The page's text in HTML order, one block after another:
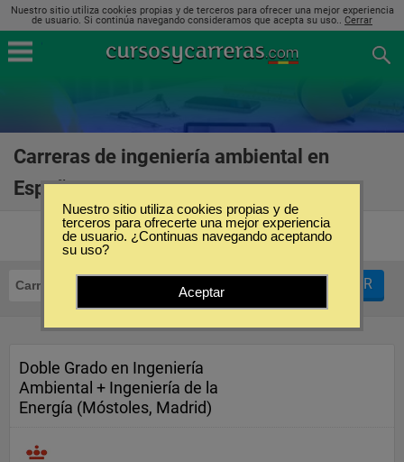
Nuestro sitio utiliza cookies propias y de terceros para ofrecer una mejor experiencia
de usuario. Si continúa navegando consideramos que acepta su uso.. Cerrar
Carreras de ingeniería ambiental en
España
Carreras Ingeniería Ambiental FILTRAR
Doble Grado en Ingeniería
Ambiental + Ingeniería de la
Energía (Móstoles, Madrid)
Nuestro sitio utiliza cookies propias y de
terceros para ofrecerte una mejor experiencia
de usuario. ¿Continuas navegando aceptando
su uso?
Aceptar